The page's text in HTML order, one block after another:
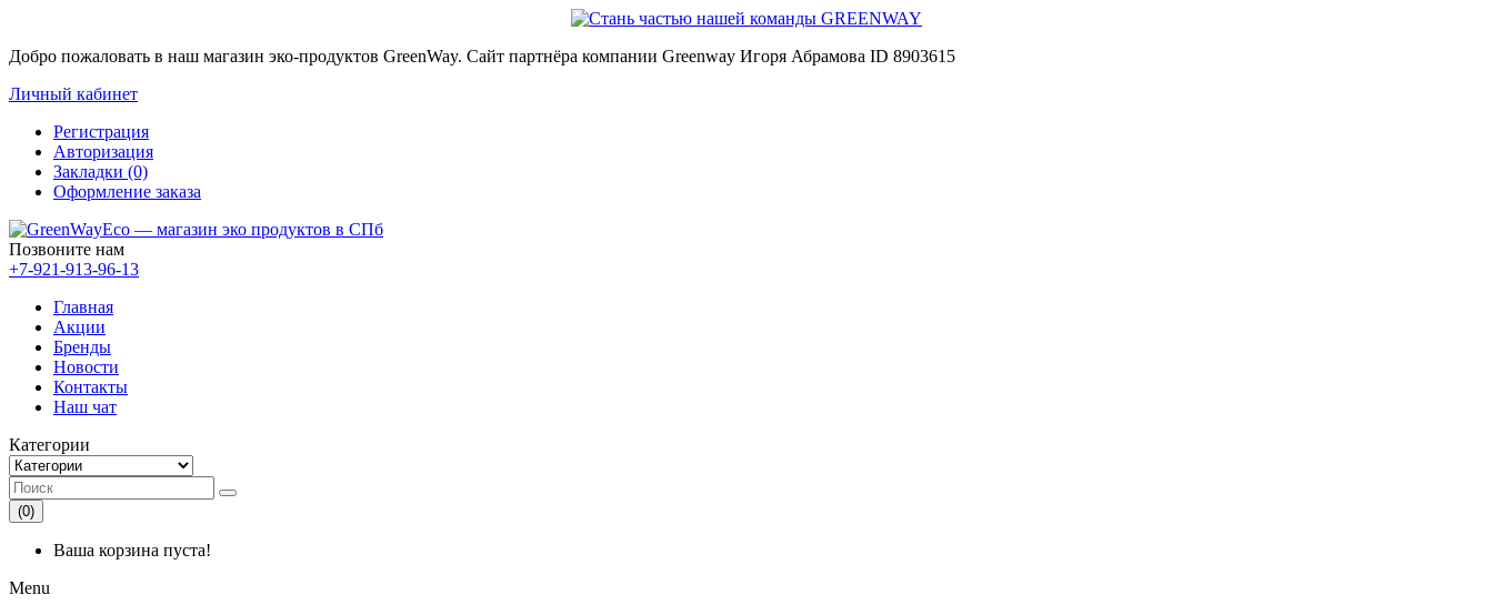
Добро пожаловать в наш магазин эко-продуктов GreenWay. Сайт партнёра компании Greenway Игоря Абрамова ID 8903615
Личный кабинет
Регистрация
Авторизация
Закладки (0)
Оформление заказа
Позвоните нам
+7-921-913-96-13
Главная
Акции
Бренды
Новости
Контакты
Наш чат
Категории
(0)
Ваша корзина пуста!
Menu